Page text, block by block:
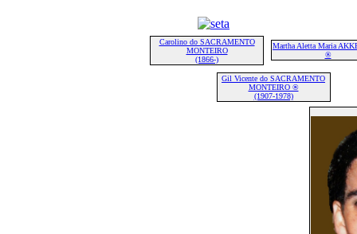
Carolino do SACRAMENTO
MONTEIRO
(1866-)
Martha Aletta Maria
®
Gil Vicente do SACRAMENTO
MONTEIRO ®
(1907-1978)